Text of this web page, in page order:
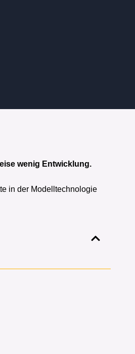
wenig Entwicklung.
in der Modelltechnologie